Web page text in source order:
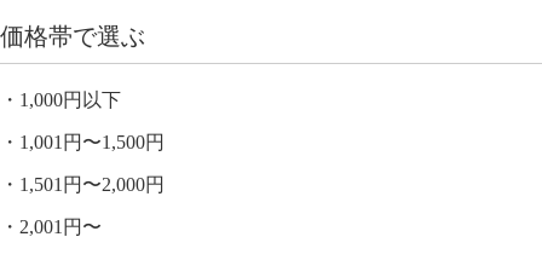
価格帯で選ぶ
1,000円以下
1,001円〜1,500円
1,501円〜2,000円
2,001円〜